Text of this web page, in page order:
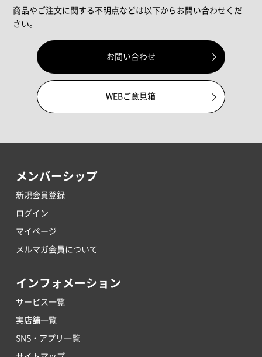
商品やご注文に関する不明点などは以下からお問い合わせくだ
さい。
お問い合わせ
WEBご意見箱
メンバーシップ
新規会員登録
ログイン
マイページ
メルマガ会員について
インフォメーション
サービス一覧
実店舗一覧
SNS・アプリ一覧